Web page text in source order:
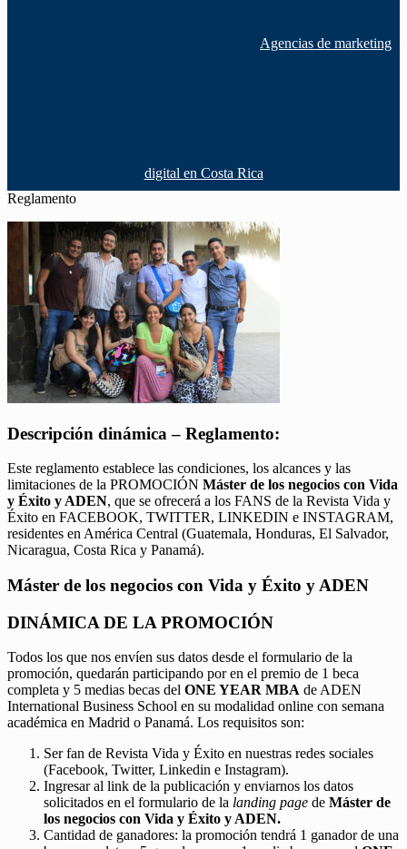
Agencias de marketing
digital en Costa Rica
Reglamento
Descripción dinámica – Reglamento:
Este reglamento establece las condiciones, los alcances y las
limitaciones de la PROMOCIÓN Máster de los negocios con Vida
y Éxito y ADEN, que se ofrecerá a los FANS de la Revista Vida y
Éxito en FACEBOOK, TWITTER, LINKEDIN e INSTAGRAM,
residentes en América Central (Guatemala, Honduras, El Salvador,
Nicaragua, Costa Rica y Panamá).
Máster de los negocios con Vida y Éxito y ADEN
DINÁMICA DE LA PROMOCIÓN
Todos los que nos envíen sus datos desde el formulario de la
promoción, quedarán participando por en el premio de 1 beca
completa y 5 medias becas del ONE YEAR MBA de ADEN
International Business School en su modalidad online con semana
académica en Madrid o Panamá. Los requisitos son:
Ser fan de Revista Vida y Éxito en nuestras redes sociales
(Facebook, Twitter, Linkedin e Instagram).
Ingresar al link de la publicación y enviarnos los datos
solicitados en el formulario de la landing page de Máster de
los negocios con Vida y Éxito y ADEN.
Cantidad de ganadores: la promoción tendrá 1 ganador de una